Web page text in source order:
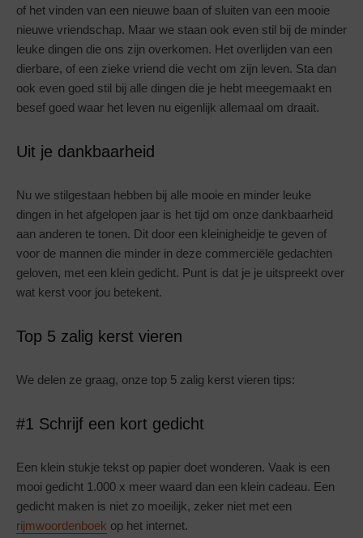
of het vinden van een nieuwe baan of sluiten van een mooie
nieuwe vriendschap. Maar we staan ook even stil bij de minder
leuke dingen die ons zijn overkomen. Het overlijden van een
dierbare, of een zieke vriend die vecht om zijn leven. Sta dan
ook even goed stil bij alle dingen die je hebt meegemaakt en
besef goed waar het leven nu eigenlijk allemaal om draait.
Uit je dankbaarheid
Nu we stilgestaan hebben bij alle mooie en minder leuke
dingen in het afgelopen jaar is het tijd om onze dankbaarheid
aan anderen te tonen. Dit door een kleinigheidje te geven of
voor de mannen die minder in deze commerciële gedachten
geloven, met een klein gedicht. Punt is dat je je uitspreekt over
wat kerst voor jou betekent.
Top 5 zalig kerst vieren
We delen ze graag, onze top 5 zalig kerst vieren tips:
#1 Schrijf een kort gedicht
Een klein stukje tekst op papier doet wonderen. Vaak is een
mooi gedicht 1.000 x meer waard dan een klein cadeau. Een
gedicht maken is niet zo moeilijk, zeker niet met een
rijmwoordenboek op het internet.